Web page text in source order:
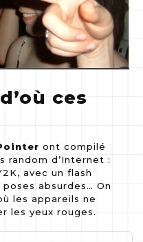
ces
ont compilé
random d’Internet :
avec un flash
absurdes… On
les appareils ne
les yeux rouges.